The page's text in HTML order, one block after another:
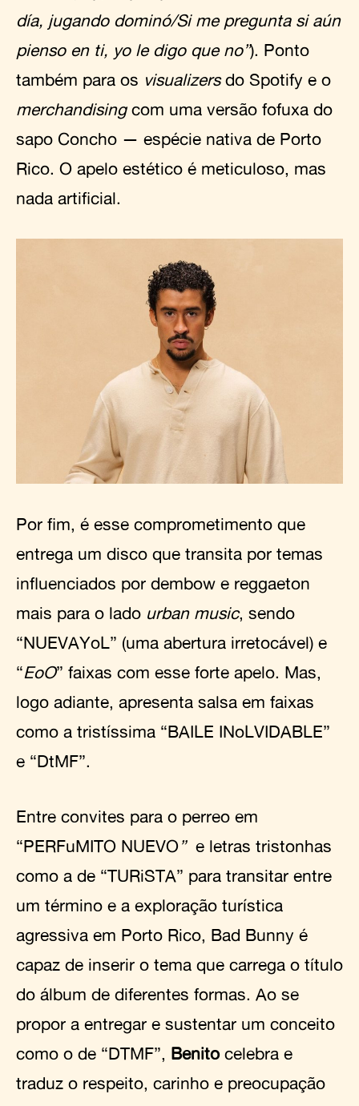
día, jugando dominó/Si me pregunta si aún
pienso en ti, yo le digo que no”). Ponto
também para os visualizersdo Spotify e o
merchandisingcom uma versão fofuxa do
sapo Concho — espécie nativa de Porto
Rico. O apelo estético é meticuloso, mas
nada artificial.
Por fim, é esse comprometimento que
entrega um disco que transita por temas
influenciados por dembow e reggaeton
mais para o lado urban music, sendo
“NUEVAYoL” (uma abertura irretocável) e
“EoO” faixas com esse forte apelo. Mas,
logo adiante, apresenta salsa em faixas
como a tristíssima “BAILE INoLVIDABLE”
e “DtMF”.
Entre convites para o perreo em
“PERFuMITO NUEVO” e letras tristonhas
como a de “TURiSTA” para transitar entre
um término e a exploração turística
agressiva em Porto Rico, Bad Bunny é
capaz de inserir o tema que carrega o título
do álbum de diferentes formas. Ao se
propor a entregar e sustentar um conceito
como o de “DTMF”, Benitocelebra e
traduz o respeito, carinho e preocupação